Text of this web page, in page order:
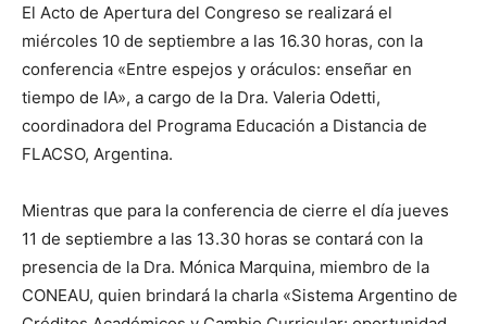
El Acto de Apertura del Congreso se realizará el
miércoles 10 de septiembre a las 16.30 horas, con la
conferencia «Entre espejos y oráculos: enseñar en
tiempo de IA», a cargo de la Dra. Valeria Odetti,
coordinadora del Programa Educación a Distancia de
FLACSO, Argentina.
Mientras que para la conferencia de cierre el día jueves
11 de septiembre a las 13.30 horas se contará con la
presencia de la Dra. Mónica Marquina, miembro de la
CONEAU, quien brindará la charla «Sistema Argentino de